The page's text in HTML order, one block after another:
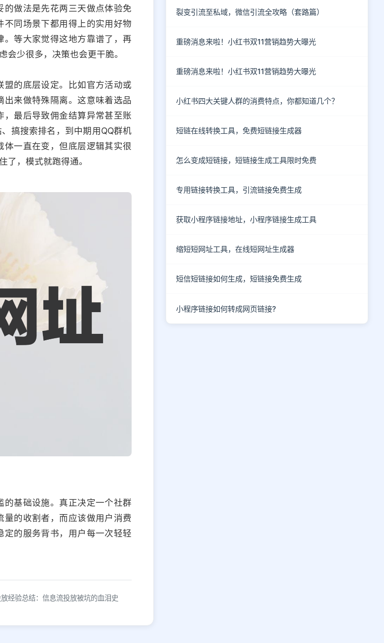
做法是先花两三天做点体验免
同场景下都用得上的实用好物
等大家觉得这地方靠谱了，再
少很多，决策也会更干脆。
的底层设定。比如官方活动或
来做特殊隔离。这意味着选品
最后导致佣金结算异常甚至账
搞搜索排名，到中期用QQ群机
一直在变，但底层逻辑其实很
了，模式就跑得通。
基础设施。真正决定一个社群
的收割者，而应该做用户消费
的服务背书，用户每一次轻轻
经验总结：信息流投放被坑的血泪史
裂变引流至私域，微信引流全攻略（套路篇）
重磅消息来啦！小红书双11营销趋势大曝光
重磅消息来啦！小红书双11营销趋势大曝光
小红书四大关键人群的消费特点，你都知道几个？
短链在线转换工具，免费短链接生成器
怎么变成短链接，短链接生成工具限时免费
专用链接转换工具，引流链接免费生成
获取小程序链接地址，小程序链接生成工具
缩短短网址工具，在线短网址生成器
短信短链接如何生成，短链接免费生成
小程序链接如何转成网页链接?